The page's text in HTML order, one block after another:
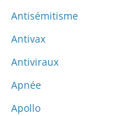
Antisémitisme
Antivax
Antiviraux
Apnée
Apollo